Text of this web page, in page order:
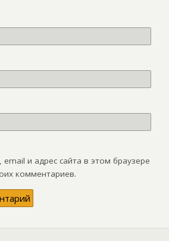
и адрес сайта в этом браузере
комментариев.